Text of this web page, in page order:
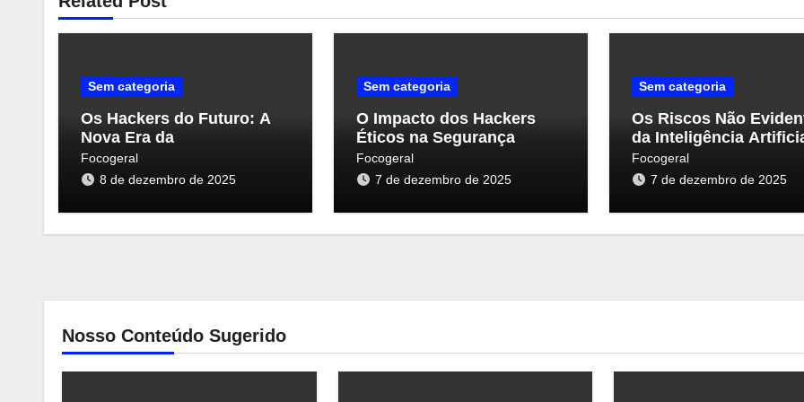
Sem categoria
Os Hackers do Futuro: A
Nova Era da
Cybersegurança e suas
Ameaças
Focogeral
8 de dezembro de 2025
Sem categoria
O Impacto dos Hackers
Éticos na Segurança
Cibernética: Uma Nova
Perspectiva
Focogeral
7 de dezembro de 2025
Sem categoria
Os Riscos Não
da Inteligência
Segurança Cibernética
Focogeral
7 de dezembro de 2025
Nosso Conteúdo Sugerido